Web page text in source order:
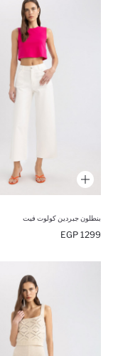
بنطلون جبردين كولوت فيت
1299 EGP